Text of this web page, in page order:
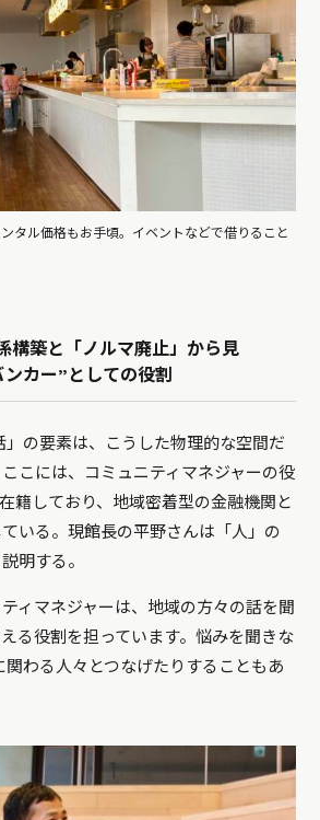
タル価格もお手頃。イベントなどで借りること
構築と「ノルマ廃止」から見
カー”としての役割
の要素は、こうした物理的な空間だ
こには、コミュニティマネジャーの役
籍しており、地域密着型の金融機関と
いる。現館長の平野さんは「人」の
明する。
ティマネジャーは、地域の方々の話を聞
る役割を担っています。悩みを聞きな
わる人々とつなげたりすることもあ